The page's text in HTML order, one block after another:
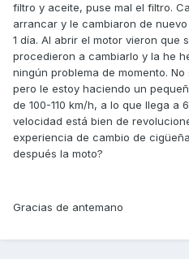
filtro y aceite, puse mal el filtro.
arrancar y le cambiaron de
1 día. Al abrir el motor vieron que
procedieron a cambiarlo y la he
ningún problema de momento.
pero le estoy haciendo un
de 100-110 km/h, a lo que llega a
velocidad está bien de
experiencia de cambio de
después la moto?
Gracias de antemano